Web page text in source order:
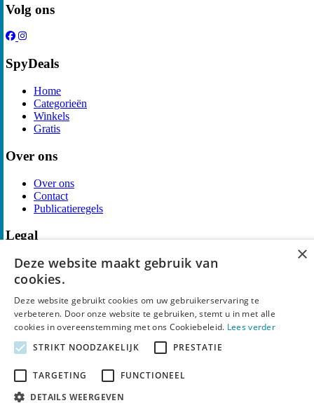
Volg ons
SpyDeals
Home
Categorieën
Winkels
Gratis
Over ons
Over ons
Contact
Publicatieregels
Legal
Privacy
Cookieverklaring
Algemene Voorwaarden
Disclaimer
Notice and Takedown
×
Deze website maakt gebruik van
cookies.
Deze website gebruikt cookies om uw gebruikerservaring te
verbeteren. Door onze website te gebruiken, stemt u in met alle
cookies in overeenstemming met ons Cookiebeleid. Lees verder
STRIKT NOODZAKELIJK
PRESTATIE
TARGETING
FUNCTIONEEL
DETAILS WEERGEVEN